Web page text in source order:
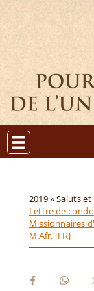
2019 »Saluts et
Lettre de
Missionnaires
M.Afr. [FR]